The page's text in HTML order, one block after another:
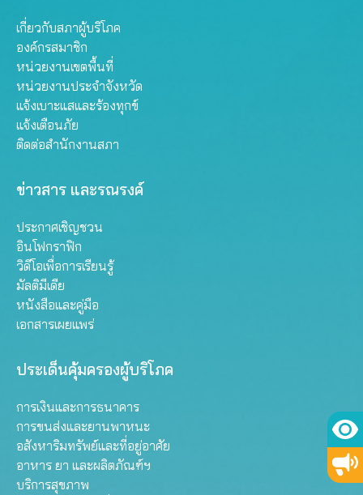
เกี่ยวกับสภาผู้บริโภค
องค์กรสมาชิก
หน่วยงานเขตพื้นที่
หน่วยงานประจำจังหวัด
แจ้งเบาะแสและร้องทุกข์
แจ้งเตือนภัย
ติดต่อสำนักงานสภา
ข่าวสาร และรณรงค์
ประกาศเชิญชวน
อินโฟกราฟิก
วิดีโอเพื่อการเรียนรู้
มัลติมีเดีย
หนังสือและคู่มือ
เอกสารเผยแพร่
ประเด็นคุ้มครองผู้บริโภค
การเงินและการธนาคาร
การขนส่งและยานพาหนะ
อสังหาริมทรัพย์และที่อยู่อาศัย
อาหาร ยา และผลิตภัณฑ์ฯ
บริการสุขภาพ